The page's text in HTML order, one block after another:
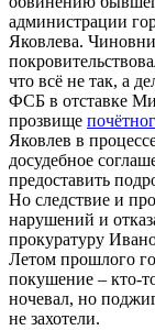
администрации
Яковлева.
что всё не так, а
ФСБ в отставке
прозвище
Яковлев в
досудебное
предоставить
Но следствие и
нарушений и
прокуратуру
Летом прошлого
покушение – кто-
ночевал, но
не захотели.